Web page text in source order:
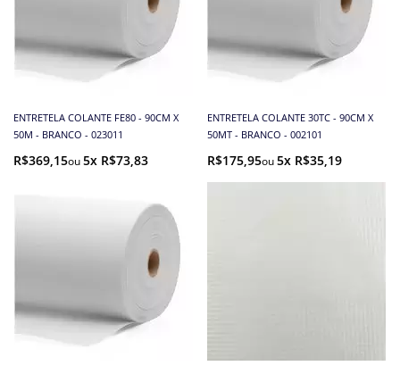
ENTRETELA COLANTE FE80 - 90CM X
50M - BRANCO - 023011
R$369,15 5x R$73,83
ENTRETELA COLANTE 30TC - 90CM X
50MT - BRANCO - 002101
R$175,95 5x R$35,19